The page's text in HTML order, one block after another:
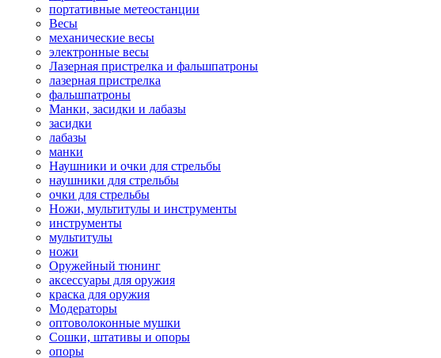
портативные метеостанции
Весы
механические весы
электронные весы
Лазерная пристрелка и фальшпатроны
лазерная пристрелка
фальшпатроны
Манки, засидки и лабазы
засидки
лабазы
манки
Наушники и очки для стрельбы
наушники для стрельбы
очки для стрельбы
Ножи, мультитулы и инструменты
инструменты
мультитулы
ножи
Оружейный тюнинг
аксессуары для оружия
краска для оружия
Модераторы
оптоволоконные мушки
Сошки, штативы и опоры
опоры